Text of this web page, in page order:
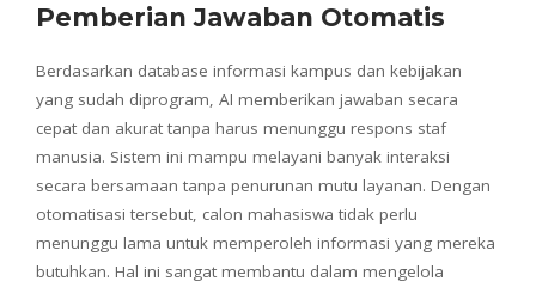
Pemberian Jawaban Otomatis
Berdasarkan database informasi kampus dan kebijakan
yang sudah diprogram, AI memberikan jawaban secara
cepat dan akurat tanpa harus menunggu respons staf
manusia. Sistem ini mampu melayani banyak interaksi
secara bersamaan tanpa penurunan mutu layanan. Dengan
otomatisasi tersebut, calon mahasiswa tidak perlu
menunggu lama untuk memperoleh informasi yang mereka
butuhkan. Hal ini sangat membantu dalam mengelola